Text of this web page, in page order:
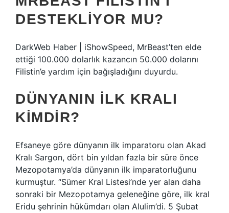
DESTEKLIYOR MU?
DarkWeb Haber | iShowSpeed, MrBeast’ten elde
ettiği 100.000 dolarlık kazancın 50.000 dolarını
Filistin’e yardım için bağışladığını duyurdu.
DÜNYANIN ILK KRALI
KIMDIR?
Efsaneye göre dünyanın ilk imparatoru olan Akad
Kralı Sargon, dört bin yıldan fazla bir süre önce
Mezopotamya’da dünyanın ilk imparatorluğunu
kurmuştur. “Sümer Kral Listesi’nde yer alan daha
sonraki bir Mezopotamya geleneğine göre, ilk kral
Eridu şehrinin hükümdarı olan Alulim’di. 5 Şubat